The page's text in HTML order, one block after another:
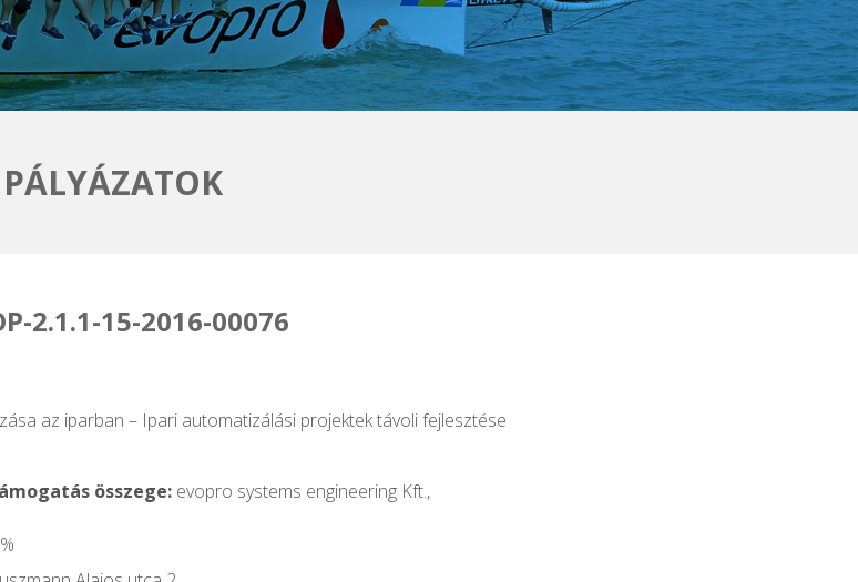
PÁLYÁZATOK
2.1.1-15-2016-00076
az iparban – Ipari automatizálási projektek távoli fejlesztése
összege: evopro systems engineering Kft.,